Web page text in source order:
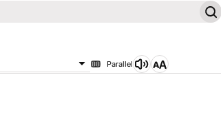
Parallel